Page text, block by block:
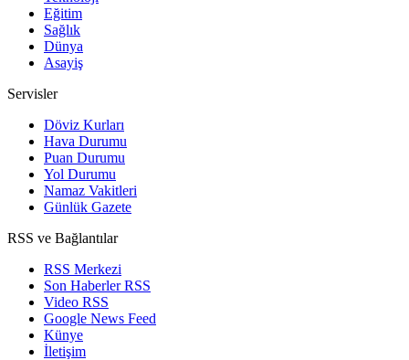
Eğitim
Sağlık
Dünya
Asayiş
Servisler
Döviz Kurları
Hava Durumu
Puan Durumu
Yol Durumu
Namaz Vakitleri
Günlük Gazete
RSS ve Bağlantılar
RSS Merkezi
Son Haberler RSS
Video RSS
Google News Feed
Künye
İletişim